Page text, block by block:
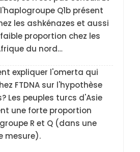
Q1b présent
les ashkénazes et aussi
proportion chez les
du nord…
expliquer l'omerta qui
FTDNA sur l'hypothèse
Les peuples turcs d'Asie
une forte proportion
R et Q (dans une
mesure).